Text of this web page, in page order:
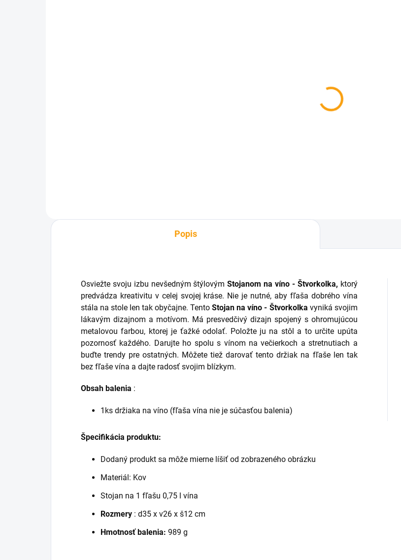
Popis
Osviežte svoju izbu nevšedným štýlovýmStojanom na víno - Štvorkolka, ktorý
predvádza kreativitu v celej svojej kráse. Nie je nutné, aby fľaša dobrého vína
stála na stole len tak obyčajne. TentoStojan na víno - Štvorkolka vyniká svojim
lákavým dizajnom a motívom. Má presvedčivý dizajn spojený s ohromujúcou
metalovou farbou, ktorej je ťažké odolať. Položte ju na stôl a to určite upúta
pozornosť každého. Darujte ho spolu s vínom na večierkoch a stretnutiach a
buďte trendy pre ostatných. Môžete tiež darovať tento držiak na fľaše len tak
bez fľaše vína a dajte radosť svojim blízkym.
Obsah balenia :
1ks držiaka na víno (fľaša vína nie je súčasťou balenia)
Špecifikácia produktu:
Dodaný produkt sa môže mierne líšiť od zobrazeného obrázku
Materiál: Kov
Stojan na 1 fľašu 0,75 l vína
Rozmery : d35 x v26 x š12 cm
Hmotnosť balenia: 989 g